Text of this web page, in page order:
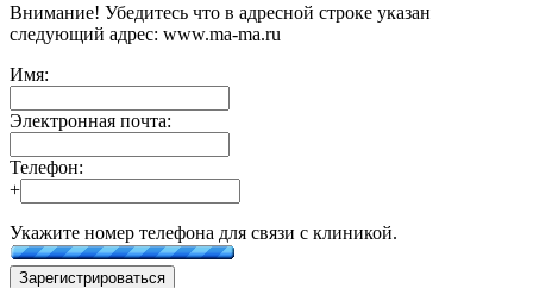
Внимание! Убедитесь что в адресной строке указан
следующий адрес: www.ma-ma.ru
Имя:
Электронная почта:
Телефон:
+
Укажите номер телефона для связи с клиникой.
Зарегистрироваться